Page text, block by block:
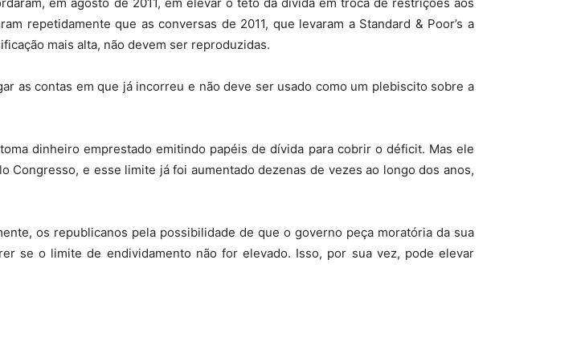
repetidamente que as conversas de 2011, que levaram a Standard & Poor’s a
mais alta, não devem ser reproduzidas.
as contas em que já incorreu e não deve ser usado como um plebiscito sobre a
dinheiro emprestado emitindo papéis de dívida para cobrir o déficit. Mas ele
e esse limite já foi aumentado dezenas de vezes ao longo dos anos,
os republicanos pela possibilidade de que o governo peça moratória da sua
se o limite de endividamento não for elevado. Isso, por sua vez, pode elevar